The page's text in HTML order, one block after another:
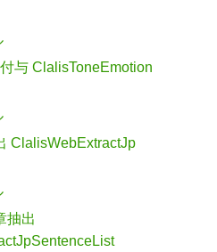
与 ClalisToneEmotion
ClalisWebExtractJp
抽出